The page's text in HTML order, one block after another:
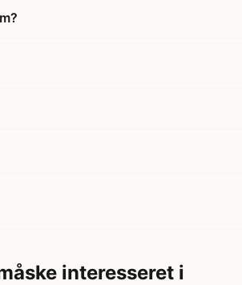
interesseret i